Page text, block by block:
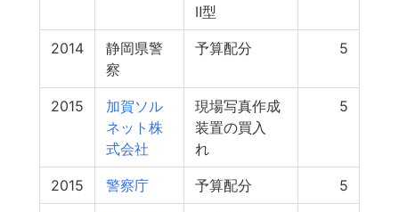
Ⅱ型
2014
静岡県警
察
予算配分 5
2015
加賀ソル
ネット株
式会社
現場写真作成
装置の買入
れ
5
2015 警察庁 予算配分 5